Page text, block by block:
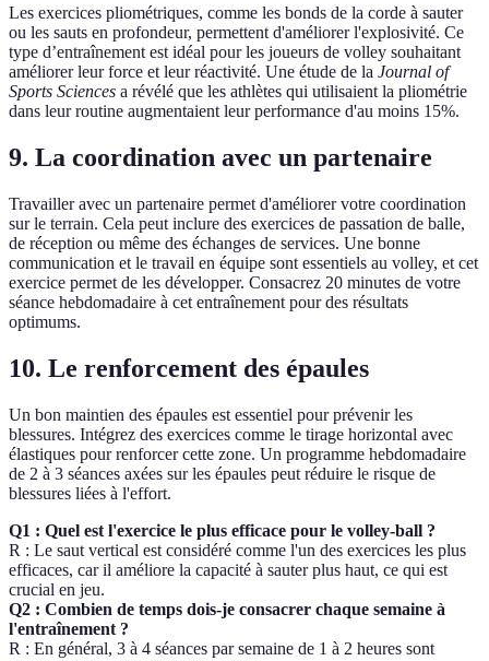
Les exercices pliométriques, comme les bonds de la corde à sauter
ou les sauts en profondeur, permettent d'améliorer l'explosivité. Ce
type d’entraînement est idéal pour les joueurs de volley souhaitant
améliorer leur force et leur réactivité. Une étude de la Journal of
Sports Sciences a révélé que les athlètes qui utilisaient la pliométrie
dans leur routine augmentaient leur performance d'au moins 15%.
9. La coordination avec un partenaire
Travailler avec un partenaire permet d'améliorer votre coordination
sur le terrain. Cela peut inclure des exercices de passation de balle,
de réception ou même des échanges de services. Une bonne
communication et le travail en équipe sont essentiels au volley, et cet
exercice permet de les développer. Consacrez 20 minutes de votre
séance hebdomadaire à cet entraînement pour des résultats
optimums.
10. Le renforcement des épaules
Un bon maintien des épaules est essentiel pour prévenir les
blessures. Intégrez des exercices comme le tirage horizontal avec
élastiques pour renforcer cette zone. Un programme hebdomadaire
de 2 à 3 séances axées sur les épaules peut réduire le risque de
blessures liées à l'effort.
Q1 : Quel est l'exercice le plus efficace pour le volley-ball ?
R : Le saut vertical est considéré comme l'un des exercices les plus
efficaces, car il améliore la capacité à sauter plus haut, ce qui est
crucial en jeu.
Q2 : Combien de temps dois-je consacrer chaque semaine à
l'entraînement ?
R : En général, 3 à 4 séances par semaine de 1 à 2 heures sont